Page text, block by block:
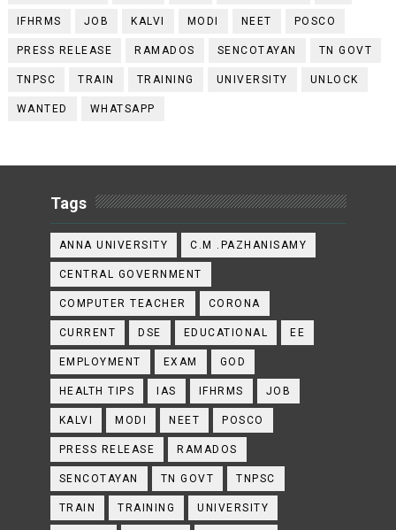
IFHRMS JOB KALVI MODI NEET POSCO
PRESS RELEASE RAMADOS SENCOTAYAN TN GOVT
TNPSC TRAIN TRAINING UNIVERSITY UNLOCK
WANTED WHATSAPP
Tags
ANNA UNIVERSITY C.M .PAZHANISAMY
CENTRAL GOVERNMENT
COMPUTER TEACHER CORONA
CURRENT DSE EDUCATIONAL EE
EMPLOYMENT EXAM GOD
HEALTH TIPS IAS IFHRMS JOB
KALVI MODI NEET POSCO
PRESS RELEASE RAMADOS
SENCOTAYAN TN GOVT TNPSC
TRAIN TRAINING UNIVERSITY